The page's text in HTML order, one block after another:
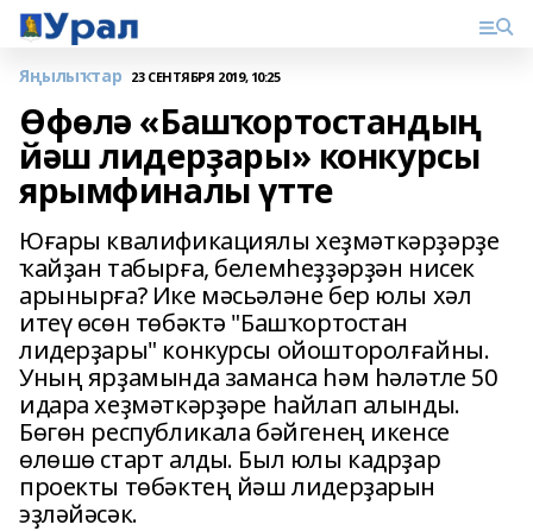
Яңылыҡтар 23 СЕНТЯБРЯ 2019, 10:25
Өфөлә «Башҡортостандың
йәш лидерҙары» конкурсы
ярымфиналы үтте
Юғары квалификациялы хеҙмәткәрҙәрҙе
ҡайҙан табырға, белемһеҙҙәрҙән нисек
арынырға? Ике мәсьәләне бер юлы хәл
итеү өсөн төбәктә "Башҡортостан
лидерҙары" конкурсы ойошторолғайны.
Уның ярҙамында заманса һәм һәләтле 50
идара хеҙмәткәрҙәре һайлап алынды.
Бөгөн республикала бәйгенең икенсе
өлөшө старт алды. Был юлы кадрҙар
проекты төбәктең йәш лидерҙарын
эҙләйәсәк.